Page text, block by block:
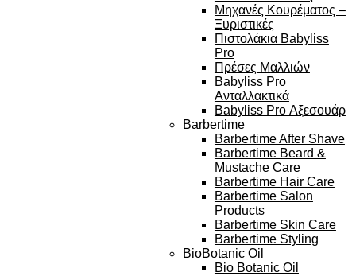
Μηχανές Κουρέματος –
Ξυριστικές
Πιστολάκια Babyliss
Pro
Πρέσες Μαλλιών
Babyliss Pro
Ανταλλακτικά
Babyliss Pro Αξεσουάρ
Barbertime
Barbertime After Shave
Barbertime Beard &
Mustache Care
Barbertime Hair Care
Barbertime Salon
Products
Barbertime Skin Care
Barbertime Styling
BioBotanic Oil
Bio Botanic Oil